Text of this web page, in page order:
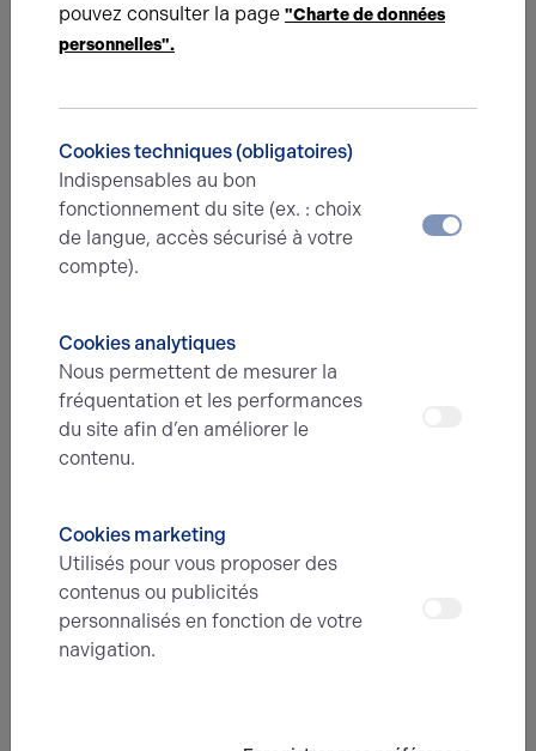
Prénom*
E-mail*
N° de téléphone*
Type d'offre
Message
relation commerciale qui peut en découler.*
pouvez consulter la page "Charte de données
personnelles".
Cookies techniques (obligatoires)
Indispensables au bon
fonctionnement du site (ex. : choix
de langue, accès sécurisé à votre
compte).
Cookies analytiques
Nous permettent de mesurer la
fréquentation et les performances
du site afin d’en améliorer le
contenu.
Cookies marketing
Utilisés pour vous proposer des
contenus ou publicités
personnalisés en fonction de votre
navigation.